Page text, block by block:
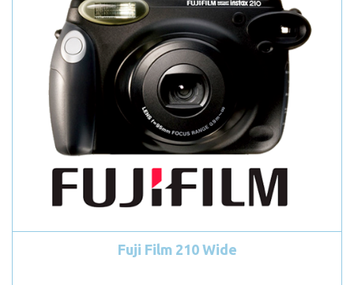
Fuji Film 210 Wide